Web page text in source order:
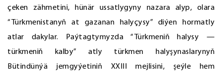
çeken zähmetini, hünär ussatlygyny nazara alyp, olara
“Türkmenistanyň at gazanan halyçysy” diýen hormatly
atlar dakylar. Paýtagtymyzda “Türkmeniň halysy —
türkmeniň kalby” atly türkmen halyşynaslarynyň
Bütindünýä jemgyýetiniň XXIII mejlisini, şeýle hem